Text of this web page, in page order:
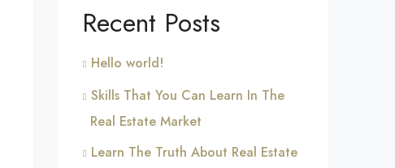
Recent Posts
Hello world!
Skills That You Can Learn In The
Real Estate Market
Learn The Truth About Real Estate